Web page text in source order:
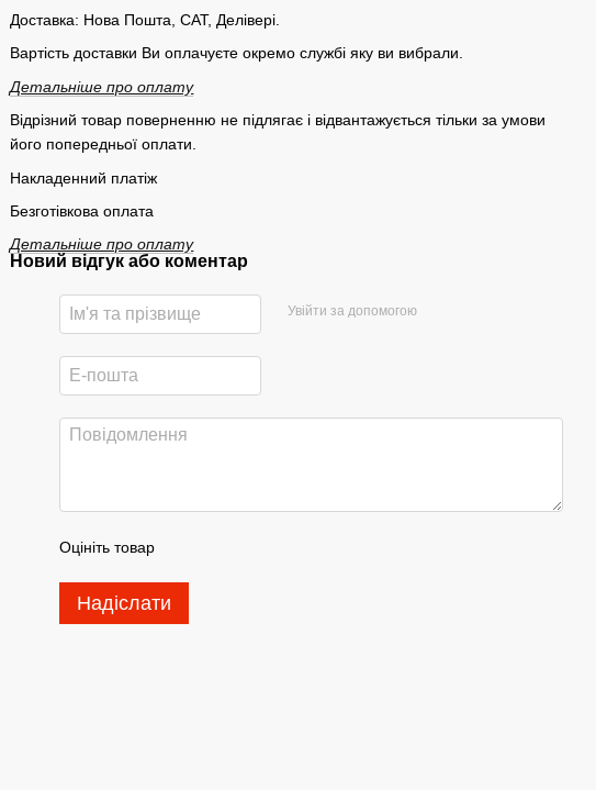
Доставка: Нова Пошта, САТ, Делівері.
Вартість доставки Ви оплачуєте окремо службі яку ви вибрали.
Детальніше про оплату
Відрізний товар поверненню не підлягає і відвантажується тільки за умови
його попередньої оплати.
Накладенний платіж
Безготівкова оплата
Детальніше про оплату
Новий відгук або коментар
Увійти за допомогою
Оцініть товар
Надіслати